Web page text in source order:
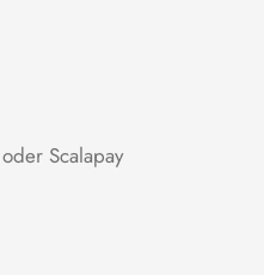
Scalapay